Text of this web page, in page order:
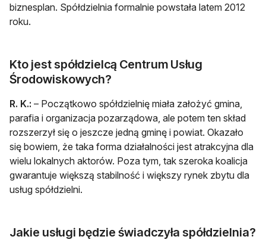
biznesplan. Spółdzielnia formalnie powstała latem 2012
roku.
Kto jest spółdzielcą Centrum Usług
Środowiskowych?
R. K.: – Początkowo spółdzielnię miała założyć gmina,
parafia i organizacja pozarządowa, ale potem ten skład
rozszerzył się o jeszcze jedną gminę i powiat. Okazało
się bowiem, że taka forma działalności jest atrakcyjna dla
wielu lokalnych aktorów. Poza tym, tak szeroka koalicja
gwarantuje większą stabilność i większy rynek zbytu dla
usług spółdzielni.
Jakie usługi będzie świadczyła spółdzielnia?